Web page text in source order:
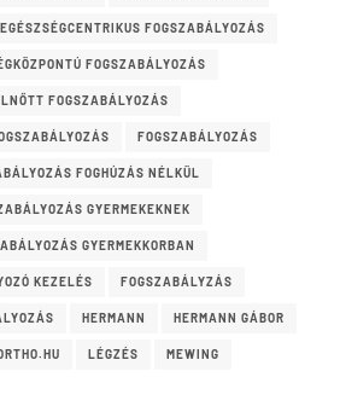
EGÉSZSÉGCENTRIKUS FOGSZABÁLYOZÁS
FOGSZABÁLYOZÁS
FOGSZABÁLYOZÁS
FOGSZABÁLYOZÁS
FOGHÚZÁS NÉLKÜL
GYERMEKEKNEK
GYERMEKKORBAN
KEZELÉS FOGSZABÁLYZÁS
HERMANN HERMANN GÁBOR
LÉGZÉS MEWING